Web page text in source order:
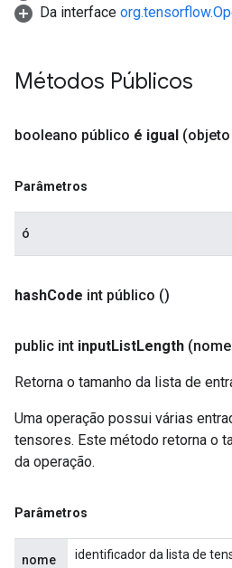
Da interface
Métodos Públicos
booleano público é igual
Parâmetros
ó
hashCode int público ()
public int inputListLength
Retorna o tamanho da lista de
Uma operação possui várias
tensores. Este método retorna o
da operação.
Parâmetros
nome identificador da lista de